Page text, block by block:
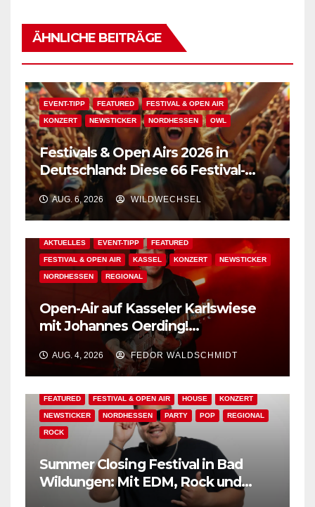
ÄHNLICHE BEITRÄGE
EVENT-TIPP FEATURED FESTIVAL & OPEN AIR
KONZERT NEWSTICKER NORDHESSEN OWL
Festivals & Open Airs 2026 in
Deutschland: Diese 66 Festival-
Events warten auf Dich!
AUG. 6, 2026 WILDWECHSEL
AKTUELLES EVENT-TIPP FEATURED
FESTIVAL & OPEN AIR KASSEL KONZERT NEWSTICKER
NORDHESSEN REGIONAL
Open-Air auf Kasseler Karlswiese
mit Johannes Oerding!
Zusatzkontingent an Tickets
erhältlich!
AUG. 4, 2026 FEDOR WALDSCHMIDT
FEATURED FESTIVAL & OPEN AIR HOUSE KONZERT
NEWSTICKER NORDHESSEN PARTY POP REGIONAL
ROCK
Summer Closing Festival in Bad
Wildungen: Mit EDM, Rock und
Festivalflair klingt der Sommer aus!